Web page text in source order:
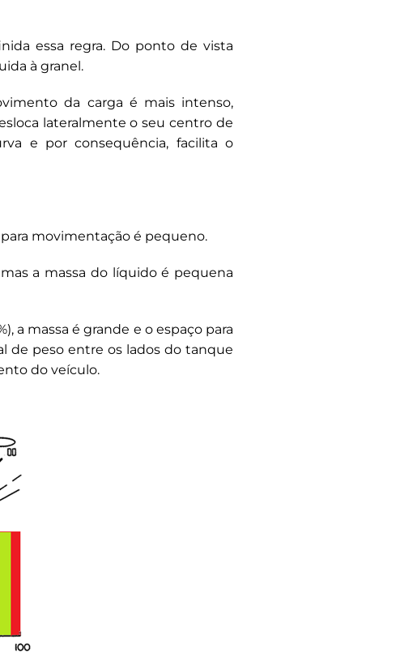
essa regra. Do ponto de vista
à granel.
da carga é mais intenso,
lateralmente o seu centro de
e por consequência, facilita o
movimentação é pequeno.
a massa do líquido é pequena
a massa é grande e o espaço para
de peso entre os lados do tanque
do veículo.